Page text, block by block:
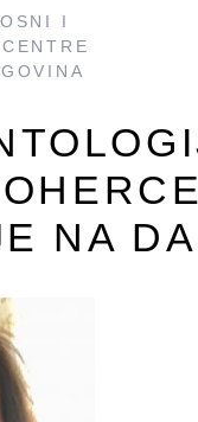
I
NA